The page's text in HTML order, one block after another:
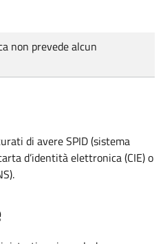
non prevede alcun
di avere SPID (sistema
d’identità elettronica (CIE) o